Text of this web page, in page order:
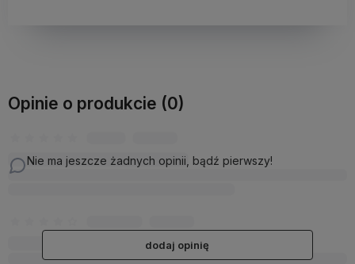
Opinie o produkcie (0)
Nie ma jeszcze żadnych opinii, bądź pierwszy!
dodaj opinię